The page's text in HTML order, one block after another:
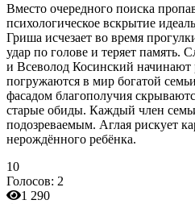
Вместо очередного поиска
психологическое вскрытие
Гриша исчезает во время
удар по голове и теряет память.
и Всеволод Косинский начинают
погружаются в мир богатой
фасадом благополучия
старые обиды. Каждый член
подозреваемым. Аглая рискует
нерождённого ребёнка.
10
Голосов: 2
1 290